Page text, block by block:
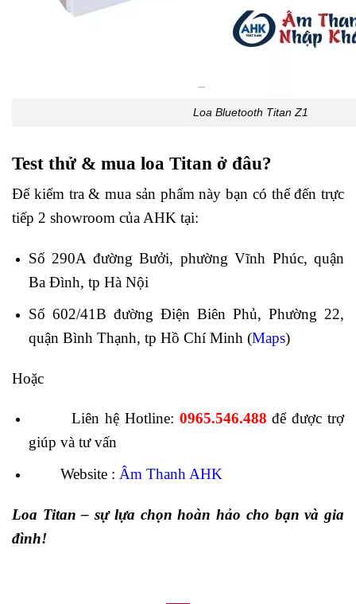
Loa Bluetooth Titan Z1
Test thử & mua loa Titan ở đâu?
Để kiểm tra & mua sản phẩm này bạn có thể đến trực
tiếp 2 showroom của AHK tại:
Số 290A đường Bưởi, phường Vĩnh Phúc, quận
Ba Đình, tp Hà Nội
Số 602/41B đường Điện Biên Phủ, Phường 22,
quận Bình Thạnh, tp Hồ Chí Minh (Maps)
Hoặc
Liên hệ Hotline: 0965.546.488 để được trợ
giúp và tư vấn
Website : Âm Thanh AHK
Loa Titan – sự lựa chọn hoàn hảo cho bạn và gia
đình!